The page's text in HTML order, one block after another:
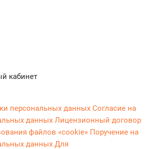
кабинет
персональных данных Согласие на
данных Лицензионный договор
файлов «cookie» Поручение на
данных Для